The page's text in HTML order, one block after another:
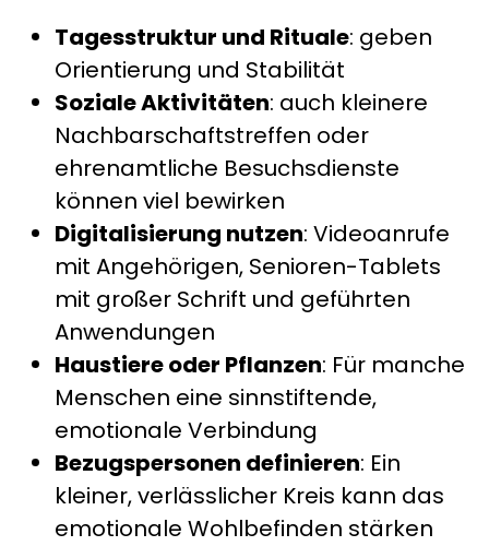
Tagesstruktur und Rituale: geben
Orientierung und Stabilität
Soziale Aktivitäten: auch kleinere
Nachbarschaftstreffen oder
ehrenamtliche Besuchsdienste
können viel bewirken
Digitalisierung nutzen: Videoanrufe
mit Angehörigen, Senioren-Tablets
mit großer Schrift und geführten
Anwendungen
Haustiere oder Pflanzen: Für manche
Menschen eine sinnstiftende,
emotionale Verbindung
Bezugspersonen definieren: Ein
kleiner, verlässlicher Kreis kann das
emotionale Wohlbefinden stärken